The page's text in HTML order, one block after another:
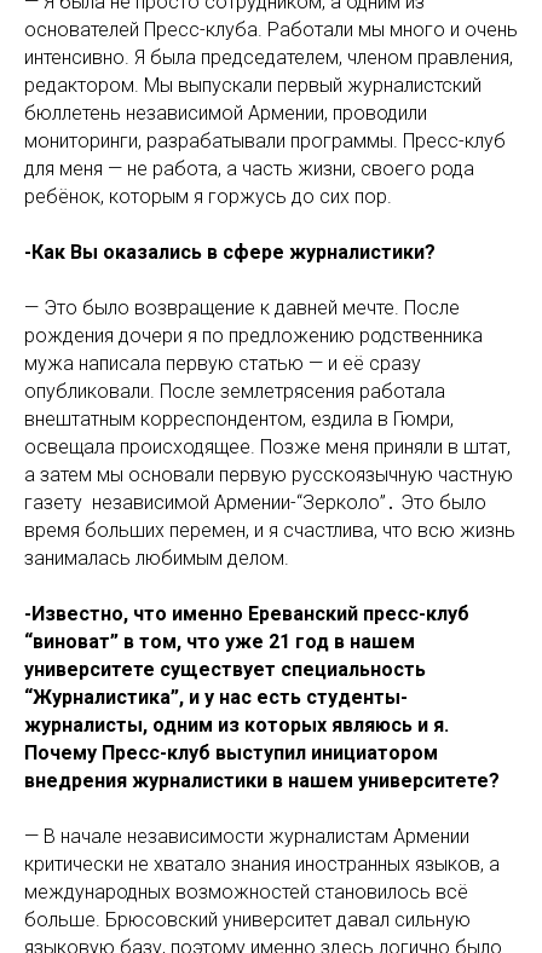
основателей Пресс-клуба. Работали мы много и очень
интенсивно. Я была председателем, членом правления,
редактором. Мы выпускали первый журналистский
бюллетень независимой Армении, проводили
мониторинги, разрабатывали программы. Пресс-клуб
для меня — не работа, а часть жизни, своего рода
ребёнок, которым я горжусь до сих пор.
-Как Вы оказались в сфере журналистики?
— Это было возвращение к давней мечте. После
рождения дочери я по предложению родственника
мужа написала первую статью — и её сразу
опубликовали. После землетрясения работала
внештатным корреспондентом, ездила в Гюмри,
освещала происходящее. Позже меня приняли в штат,
а затем мы основали первую русскоязычную частную
газету независимой Армении-“Зерколо”․ Это было
время больших перемен, и я счастлива, что всю жизнь
занималась любимым делом.
-Известно, что именно Ереванский пресс-клуб
“виноват” в том, что уже 21 год в нашем
университете существует специальность
“Журналистика”, и у нас есть студенты-
журналисты, одним из которых являюсь и я.
Почему Пресс-клуб выступил инициатором
внедрения журналистики в нашем университете?
— В начале независимости журналистам Армении
критически не хватало знания иностранных языков, а
международных возможностей становилось всё
больше. Брюсовский университет давал сильную
языковую базу, поэтому именно здесь логично было